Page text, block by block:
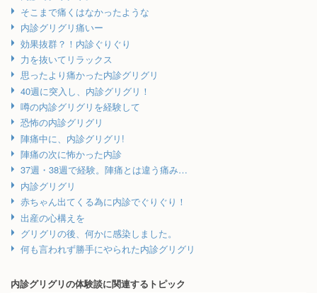
そこまで痛くはなかったような
内診グリグリ痛いー
効果抜群？！内診ぐりぐり
力を抜いてリラックス
思ったより痛かった内診グリグリ
40週に突入し、内診グリグリ！
噂の内診グリグリを経験して
恐怖の内診グリグリ
陣痛中に、内診グリグリ!
陣痛の次に怖かった内診
37週・38週で経験。陣痛とは違う痛み…
内診グリグリ
赤ちゃん出てくる為に内診でぐりぐり！
出産の心構えを
グリグリの後、何かに感染しました。
何も言われず勝手にやられた内診グリグリ
内診グリグリの体験談に関連するトピック